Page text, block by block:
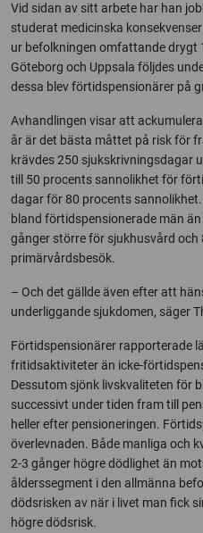
Vid sidan av sitt arbete har han
studerat medicinska
ur befolkningen omfattande drygt
Göteborg och Uppsala följdes
dessa blev förtidspensionärer på
Avhandlingen visar att
år är det bästa måttet på risk för
krävdes 250 sjukskrivningsdagar
till 50 procents sannolikhet för
dagar för 80 procents
bland förtidspensionerade män
gånger större för sjukhusvård och
primärvårdsbesök.
– Och det gällde även efter att
underliggande sjukdomen, säger
Förtidspensionärer rapporterade
fritidsaktiviteter än icke-
Dessutom sjönk livskvaliteten för
successivt under tiden fram till
heller efter pensioneringen.
överlevnaden. Både manliga och
2-3 gånger högre dödlighet än
ålderssegment i den allmänna
dödsrisken av när i livet man fick
högre dödsrisk.